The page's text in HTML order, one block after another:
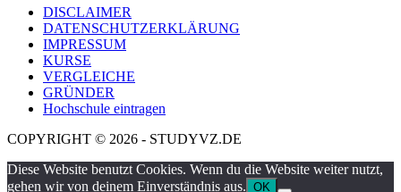
DISCLAIMER
DATENSCHUTZERKLÄRUNG
IMPRESSUM
KURSE
VERGLEICHE
GRÜNDER
Hochschule eintragen
COPYRIGHT © 2026 - STUDYVZ.DE
Diese Website benutzt Cookies. Wenn du die Website weiter nutzt,
gehen wir von deinem Einverständnis aus. OK